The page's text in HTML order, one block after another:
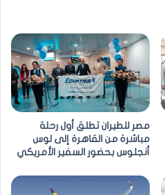
مصر للطيران تطلق أول رحلة
مباشرة من القاهرة إلى لوس
أنجلوس بحضور السفير الأمريكي